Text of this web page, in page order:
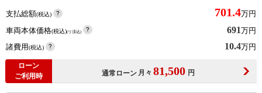
支払総額(税込) 701.4万円
車両本体価格(税込)(リ済込) 691万円
諸費用(税込) 10.4万円
ローン
ご利用時
通常ローン 月々 81,500 円